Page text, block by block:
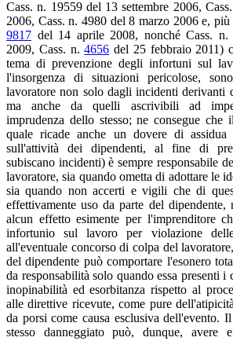
Cass. n. 19559 del 13 settembre 2006,
2006, Cass. n. 4980 del 8 marzo 2006 e, più
9817 del 14 aprile 2008, nonché Cass.
2009, Cass. n.4656 del 25 febbraio 2011)
tema di prevenzione degli infortuni sul
l'insorgenza di situazioni pericolose,
lavoratore non solo dagli incidenti derivanti
ma anche da quelli ascrivibili ad
imprudenza dello stesso; ne consegue
quale ricade anche un dovere di
sull'attività dei dipendenti, al fine di
subiscano incidenti) è sempre responsabile
lavoratore, sia quando ometta di adottare le
sia quando non accerti e vigili che di
effettivamente uso da parte del dipendente,
alcun effetto esimente per l'imprenditore
infortunio sul lavoro per violazione
all'eventuale concorso di colpa del
del dipendente può comportare l'esonero
da responsabilità solo quando essa presenti i
inopinabilità ed esorbitanza rispetto al
alle direttive ricevute, come pure
da porsi come causa esclusiva dell'evento.
stesso danneggiato può, dunque, avere